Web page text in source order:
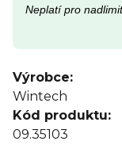
Neplatí pro
Výrobce:
Wintech
Kód produktu:
09.35103